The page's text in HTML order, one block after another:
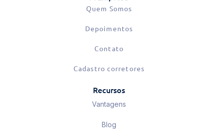
Quem Somos
Depoimentos
Contato
Cadastro corretores
Recursos
Vantagens
Blog